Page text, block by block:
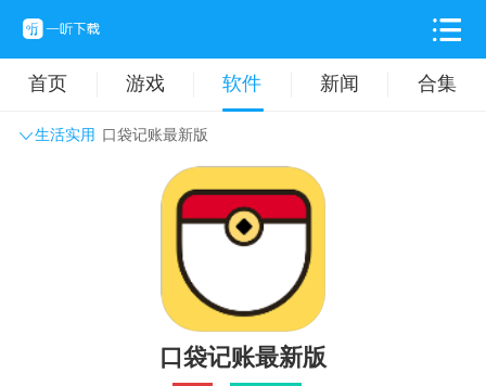
首页 游戏 软件 新闻 合集
生活实用 口袋记账最新版
主题壁纸 旅游出行
拍摄美化 时尚购物
口袋记账最新版